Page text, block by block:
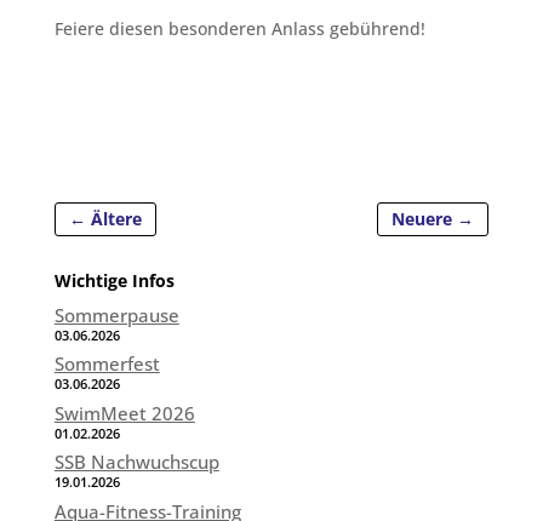
Feiere diesen besonderen Anlass gebührend!
← Ältere Neuere →
Wichtige Infos
Sommerpause
03.06.2026
Sommerfest
03.06.2026
SwimMeet 2026
01.02.2026
SSB Nachwuchscup
19.01.2026
Aqua-Fitness-Training